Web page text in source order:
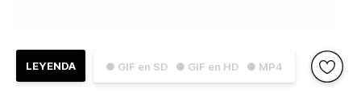
● GIF en SD ● GIF en HD ● MP4
LEYENDA